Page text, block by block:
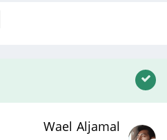
Wael Aljamal